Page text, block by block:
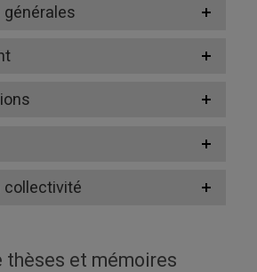
collectivité
thèses et mémoires